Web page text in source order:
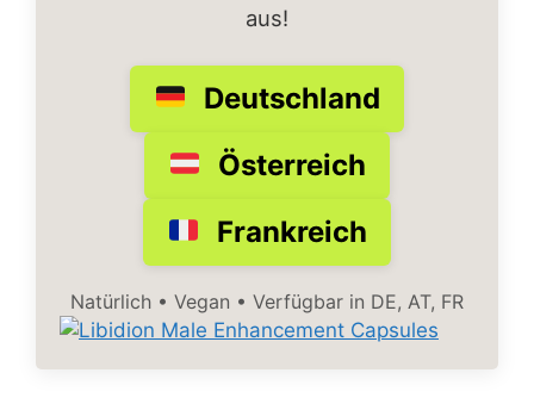
aus!
Deutschland
Österreich
Frankreich
Natürlich • Vegan • Verfügbar in DE, AT, FR